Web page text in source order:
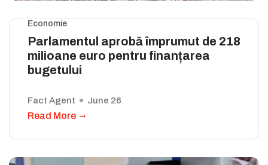
Economie
Parlamentul aprobă împrumut de 218
milioane euro pentru finanțarea
bugetului
Fact Agent June 26
Read More